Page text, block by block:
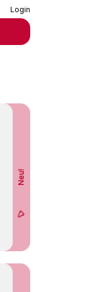
Login
Neu!